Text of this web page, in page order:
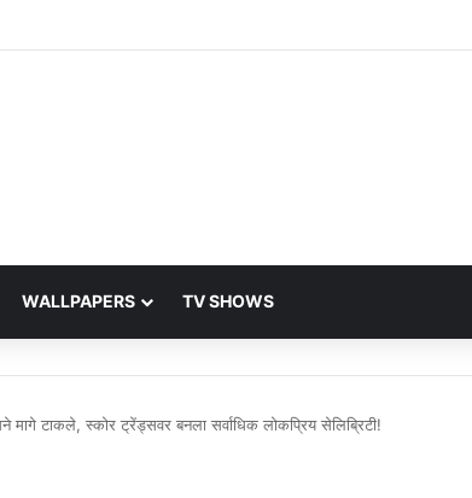
WALLPAPERS TV SHOWS
मागे टाकले, स्कोर ट्रेंड्सवर बनला सर्वाधिक लोकप्रिय सेलिब्रिटी!